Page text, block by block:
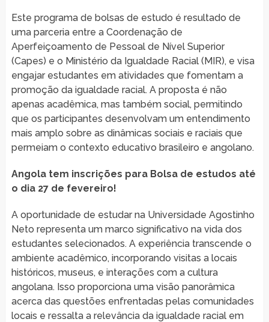
Este programa de bolsas de estudo é resultado de
uma parceria entre a Coordenação de
Aperfeiçoamento de Pessoal de Nível Superior
(Capes) e o Ministério da Igualdade Racial (MIR), e visa
engajar estudantes em atividades que fomentam a
promoção da igualdade racial. A proposta é não
apenas acadêmica, mas também social, permitindo
que os participantes desenvolvam um entendimento
mais amplo sobre as dinâmicas sociais e raciais que
permeiam o contexto educativo brasileiro e angolano.
Angola tem inscrições para Bolsa de estudos até
o dia 27 de fevereiro!
A oportunidade de estudar na Universidade Agostinho
Neto representa um marco significativo na vida dos
estudantes selecionados. A experiência transcende o
ambiente acadêmico, incorporando visitas a locais
históricos, museus, e interações com a cultura
angolana. Isso proporciona uma visão panorâmica
acerca das questões enfrentadas pelas comunidades
locais e ressalta a relevância da igualdade racial em